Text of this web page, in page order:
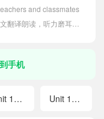
and classmates
翻译朗读，听力磨耳朵
手机
Unit 10 Following rules Unit 11 Sports